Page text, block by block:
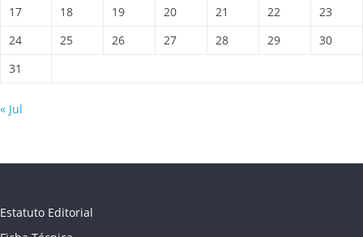
17
18 19 20 21 22
23
24
25 26 27 28 29
30
31
« Jul
Estatuto Editorial